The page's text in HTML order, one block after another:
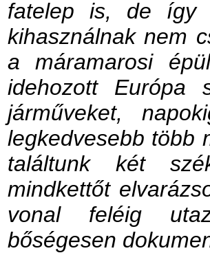
fatelep is, de így
kihasználnak nem
a máramarosi
idehozott Európa
járműveket,
legkedvesebb több
találtunk két
mindkettőt
vonal feléig
bőségesen